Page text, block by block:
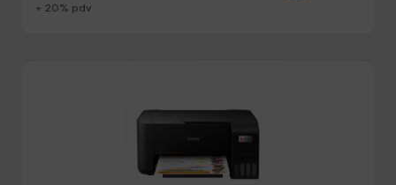
+ 20% pdv